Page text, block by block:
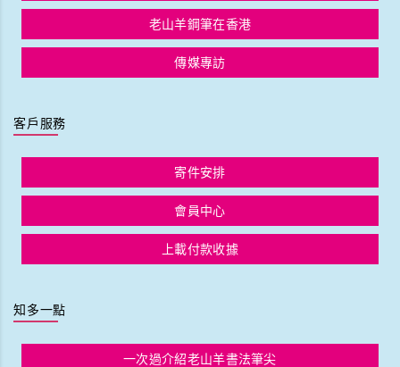
老山羊鋼筆在香港
傳媒專訪
客戶服務
寄件安排
會員中心
上載付款收據
知多一點
一次過介紹老山羊書法筆尖